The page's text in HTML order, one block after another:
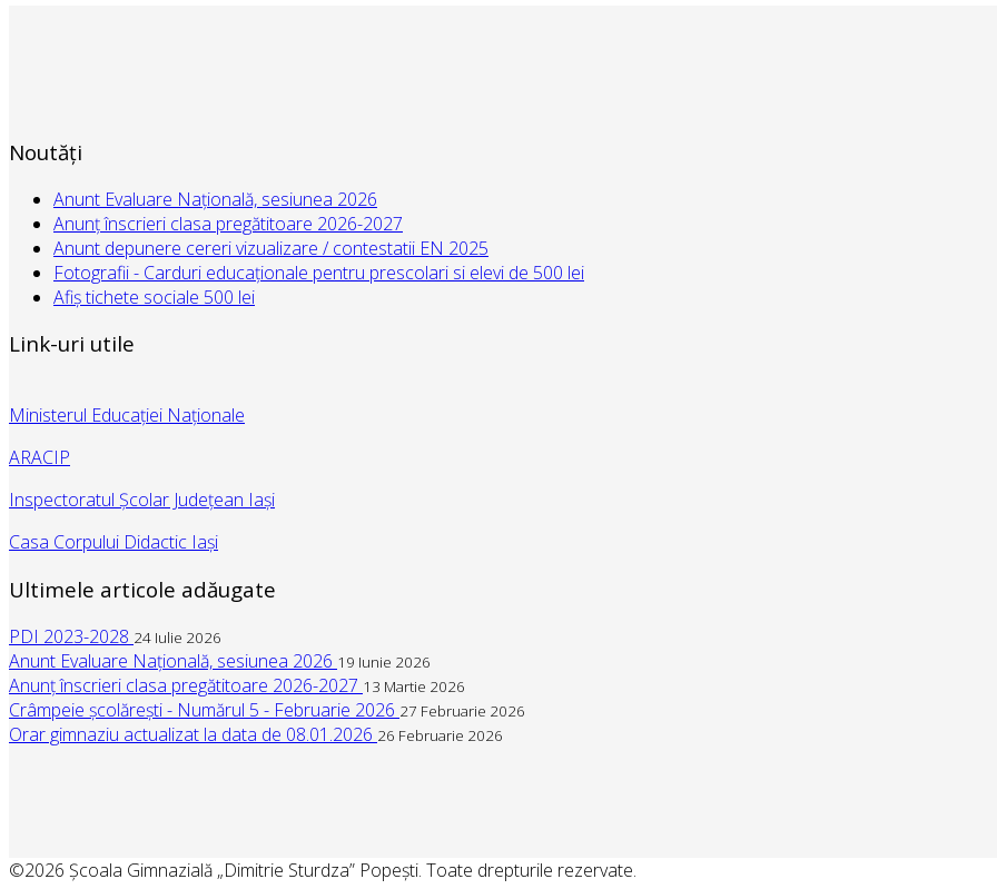
Noutăți
Anunt Evaluare Națională, sesiunea 2026
Anunț înscrieri clasa pregătitoare 2026-2027
Anunt depunere cereri vizualizare / contestatii EN 2025
Fotografii - Carduri educaționale pentru prescolari si elevi de 500 lei
Afiș tichete sociale 500 lei
Link-uri utile
Ministerul Educației Naționale
ARACIP
Inspectoratul Școlar Județean Iași
Casa Corpului Didactic Iași
Ultimele articole adăugate
PDI 2023-2028 24 Iulie 2026
Anunt Evaluare Națională, sesiunea 2026 19 Iunie 2026
Anunț înscrieri clasa pregătitoare 2026-2027 13 Martie 2026
Crâmpeie școlărești - Numărul 5 - Februarie 2026 27 Februarie 2026
Orar gimnaziu actualizat la data de 08.01.2026 26 Februarie 2026
©2026 Școala Gimnazială „Dimitrie Sturdza” Popești. Toate drepturile rezervate.